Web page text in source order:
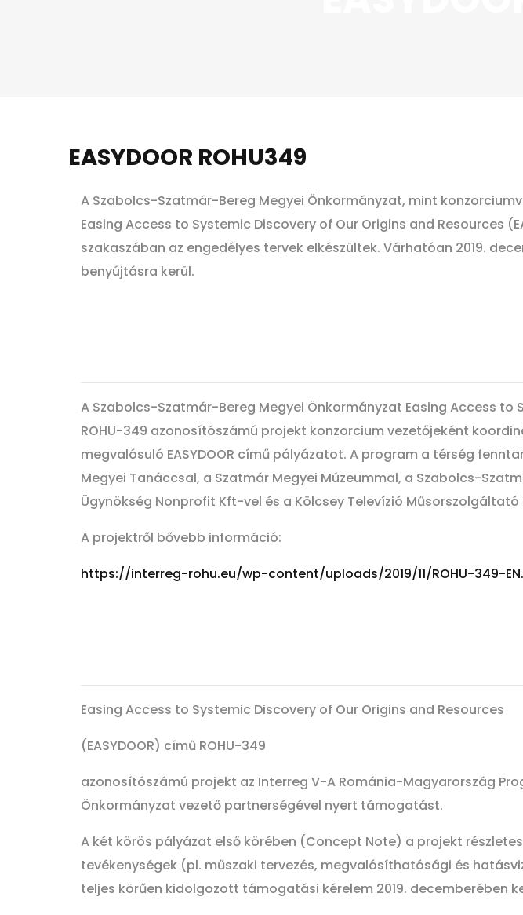
EASYDOOR ROHU349
A Szabolcs-Szatmár-Bereg Megyei Önkormányzat, mint
Easing Access to Systemic Discovery of Our Origins and Resources
szakaszában az engedélyes tervek elkészültek. Várhatóan 2019.
benyújtásra kerül.
A Szabolcs-Szatmár-Bereg Megyei Önkormányzat Easing Access to
ROHU-349 azonosítószámú projekt konzorcium vezetőjeként
megvalósuló EASYDOOR című pályázatot. A program a térség
Megyei Tanáccsal, a Szatmár Megyei Múzeummal, a Szabolcs-
Ügynökség Nonprofit Kft-vel és a Kölcsey Televízió
A projektről bővebb információ:
https://interreg-rohu.eu/wp-content/uploads/2019/11/ROHU-349-
Easing Access to Systemic Discovery of Our Origins and Resources
(EASYDOOR) című ROHU-349
azonosítószámú projekt az Interreg V-A Románia-Magyarország
Önkormányzat vezető partnerségével nyert támogatást.
A két körös pályázat első körében (Concept Note) a projekt
tevékenységek (pl. műszaki tervezés, megvalósíthatósági és
teljes körűen kidolgozott támogatási kérelem 2019. decemberében